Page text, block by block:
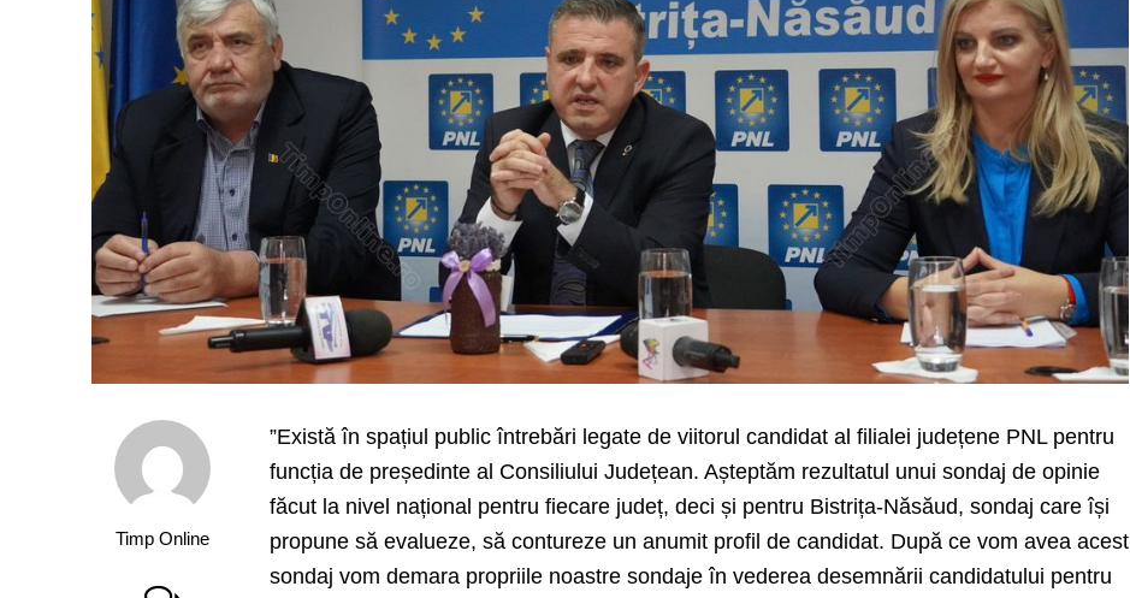
Timp Online
”Există în spațiul public întrebări legate de viitorul candidat al filialei județene PNL pentru
funcția de președinte al Consiliului Județean. Așteptăm rezultatul unui sondaj de opinie
făcut la nivel național pentru fiecare județ, deci și pentru Bistrița-Năsăud, sondaj care își
propune să evalueze, să contureze un anumit profil de candidat. După ce vom avea acest
sondaj vom demara propriile noastre sondaje în vederea desemnării candidatului pentru